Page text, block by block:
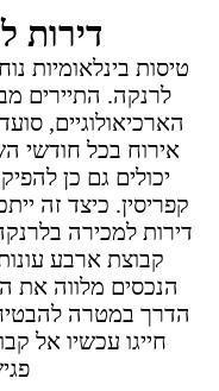
דירות
טיסות בינלאומיות
לרנקה. התיירים
הארכיאולוגיים,
אירוח בכל חודשי
יכולים גם כן
קפריסין. כיצד זה
דירות למכירה
קבוצת ארבע
הנכסים מלווה את
הדרך במטרה להבטיח
חייגו עכשיו אל